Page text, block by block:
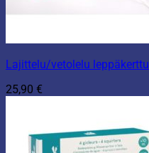
Lajittelu/vetolelu leppäkerttu
25,90 €